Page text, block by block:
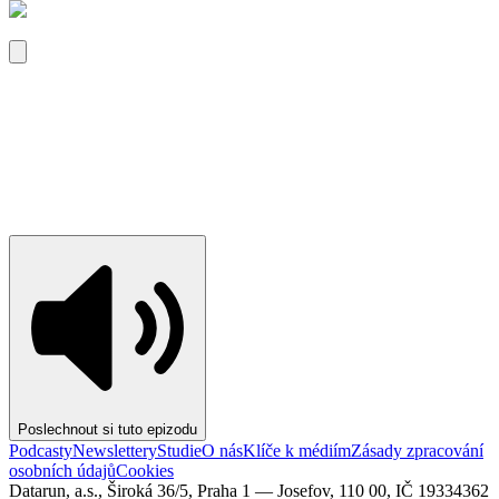
Poslechnout si tuto epizodu
PodcastyNewsletteryStudieO násKlíče k médiímZásady zpracování
osobních údajůCookies
Datarun, a.s., Široká 36/5, Praha 1 — Josefov, 110 00, IČ 19334362